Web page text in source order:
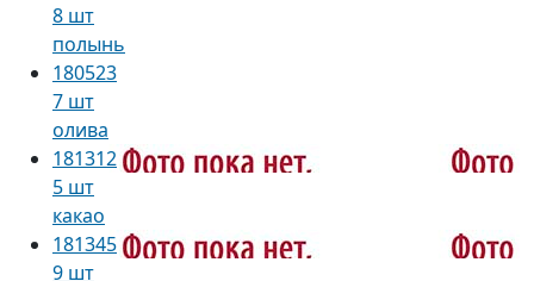
8 шт
полынь
180523
7 шт
олива
181312
5 шт
какао
181345
9 шт